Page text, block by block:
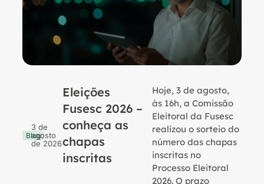
Blog
3 de
agosto
de 2026
Eleições
Fusesc 2026 –
conheça as
chapas
inscritas
Hoje, 3 de agosto,
às 16h, a Comissão
Eleitoral da Fusesc
realizou o sorteio do
número das chapas
inscritas no
Processo Eleitoral
2026. O prazo